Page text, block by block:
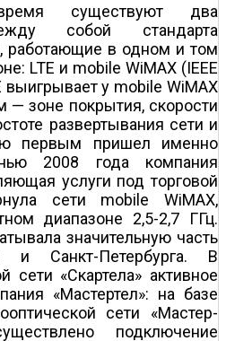
существуют два
собой стандарта
работающие в одном и том
LTE и mobile WiMAX (IEEE
выигрывает у mobile WiMAX
— зоне покрытия, скорости
развертывания сети и
первым пришел именно
2008 года компания
услуги под торговой
сети mobile WiMAX,
диапазоне 2,5-2,7 ГГц.
значительную часть
и Санкт-Петербурга. В
сети «Скартела» активное
«Мастертел»: на базе
сети «Мастер­
подключение